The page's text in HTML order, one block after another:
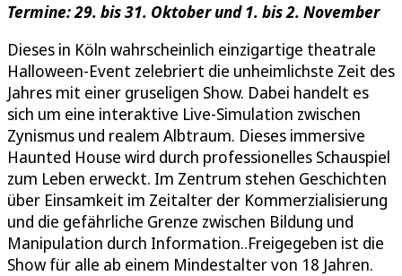
Termine: 29. bis 31. Oktober und 1. bis 2. November
Dieses in Köln wahrscheinlich einzigartige theatrale
Halloween-Event zelebriert die unheimlichste Zeit des
Jahres mit einer gruseligen Show. Dabei handelt es
sich um eine interaktive Live-Simulation zwischen
Zynismus und realem Albtraum. Dieses immersive
Haunted House wird durch professionelles Schauspiel
zum Leben erweckt. Im Zentrum stehen Geschichten
über Einsamkeit im Zeitalter der Kommerzialisierung
und die gefährliche Grenze zwischen Bildung und
Manipulation durch Information..Freigegeben ist die
Show für alle ab einem Mindestalter von 18 Jahren.